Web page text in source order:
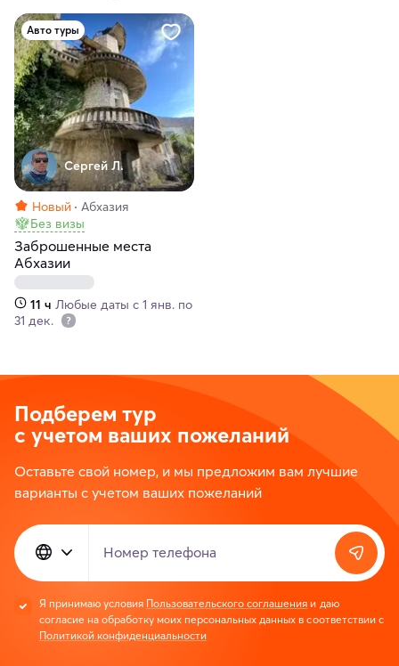
Авто туры
Сергей Л.
Новый
Абхазия
Без визы
Заброшенные места
Абхазии
11 ч Любые даты с 1 янв. по
31 дек.
Подберем тур
с учетом ваших пожеланий
Оставьте свой номер, и мы предложим вам лучшие
варианты с учетом ваших пожеланий
Номер телефона
Я принимаю условия Пользовательского соглашения и даю
согласие на обработку моих персональных данных в соответствии с
Политикой конфиденциальности